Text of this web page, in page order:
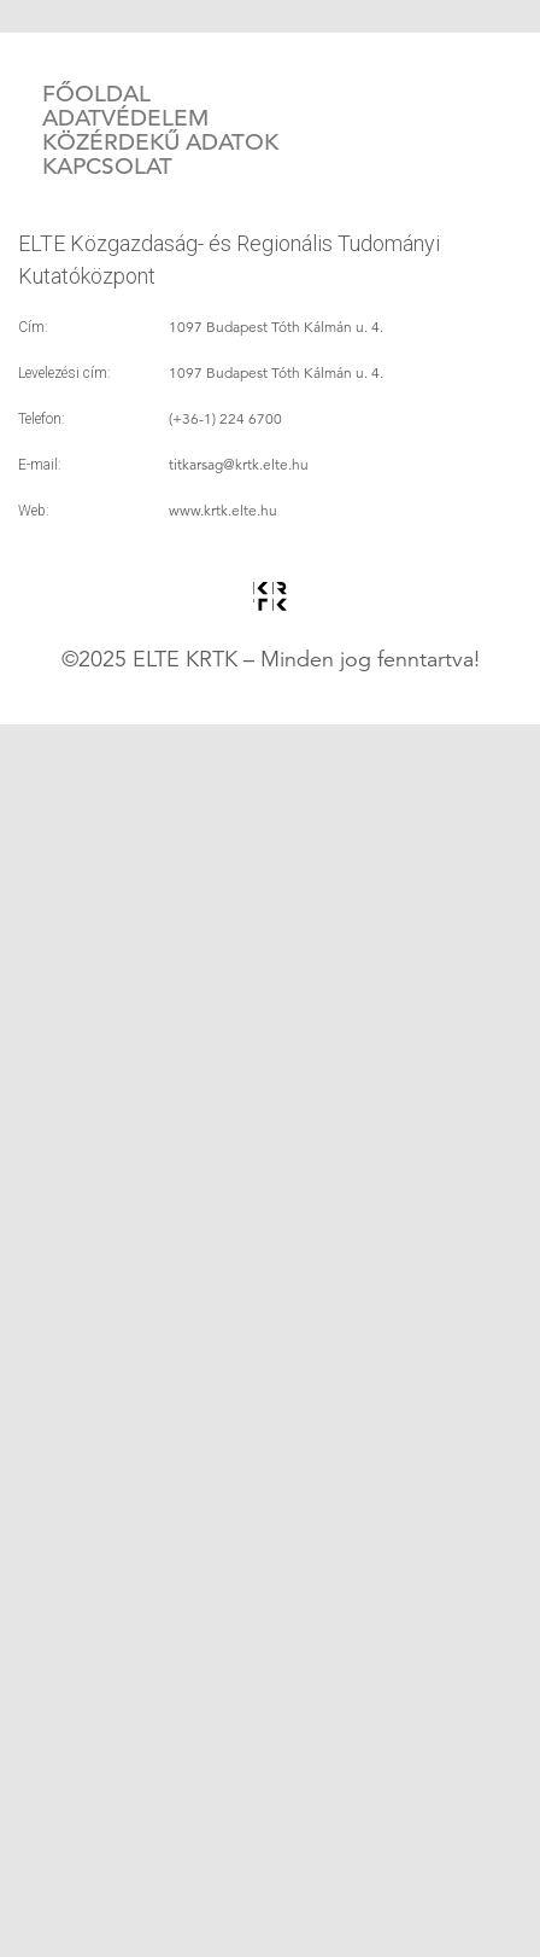
FŐOLDAL
ADATVÉDELEM
KÖZÉRDEKŰ ADATOK
KAPCSOLAT
ELTE Közgazdaság- és Regionális Tudományi
Kutatóközpont
Cím: 1097 Budapest Tóth Kálmán u. 4.
Levelezési cím: 1097 Budapest Tóth Kálmán u. 4.
Telefon: (+36-1) 224 6700
E-mail: titkarsag@krtk.elte.hu
Web: www.krtk.elte.hu
©2025 ELTE KRTK – Minden jog fenntartva!